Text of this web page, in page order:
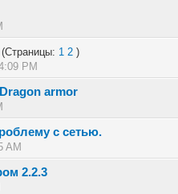
(Страницы: 1 2 )
PM
armor
с сетью.
AM
2.2.3